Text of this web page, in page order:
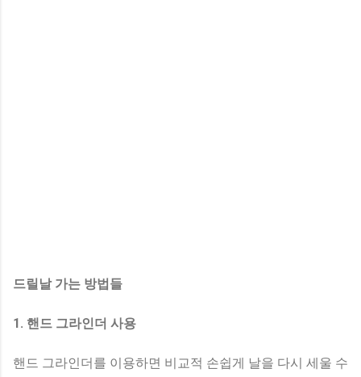
드릴날 가는 방법들
1. 핸드 그라인더 사용
핸드 그라인더를 이용하면 비교적 손쉽게 날을 다시 세울 수